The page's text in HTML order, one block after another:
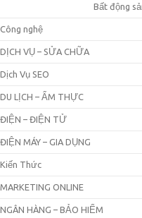
Bất động
Công nghệ
DỊCH VỤ – SỬA CHỮA
Dịch Vụ SEO
DU LỊCH – ẨM THỰC
ĐIỆN – ĐIỆN TỬ
ĐIỆN MÁY – GIA DỤNG
Kiến Thức
MARKETING ONLINE
NGÂN HÀNG – BẢO HIỂM